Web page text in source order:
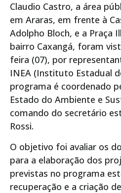
Claudio Castro, a área
em Araras, em frente à
Adolpho Bloch, e a Praça
bairro Caxangá, foram
feira (07), por
INEA (Instituto Estadual
programa é coordenado
Estado do Ambiente e
comando do secretário
Rossi.
O objetivo foi avaliar os
para a elaboração dos
previstas no programa
recuperação e a criação